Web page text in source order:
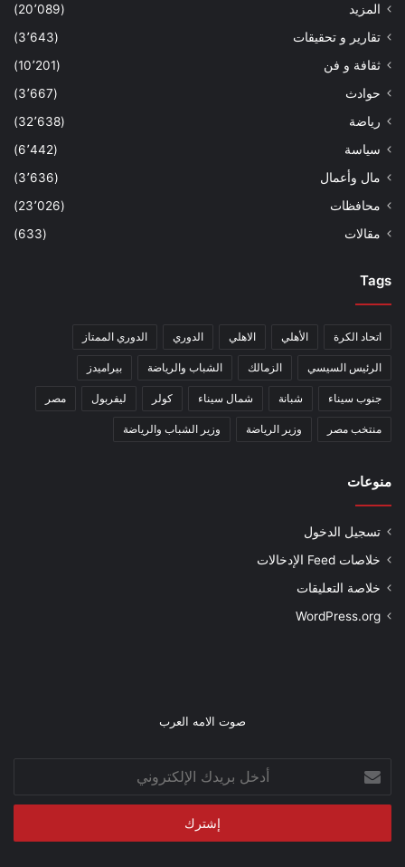
المزيد
(20٬089)
تقارير و تحقيقات
(3٬643)
ثقافة و فن
(10٬201)
حوادث
(3٬667)
رياضة
(32٬638)
سياسة
(6٬442)
مال وأعمال
(3٬636)
محافظات
(23٬026)
مقالات
(633)
Tags
اتحاد الكرة الأهلي الاهلي الدوري الدوري الممتاز
الرئيس السيسي الزمالك الشباب والرياضة بيراميدز
جنوب سيناء شبانة شمال سيناء كولر ليفربول مصر
منتخب مصر وزير الرياضة وزير الشباب والرياضة
منوعات
تسجيل الدخول
خلاصات Feed الإدخالات
خلاصة التعليقات
WordPress.org
صوت الامه العرب
بريدك
الإلكتروني